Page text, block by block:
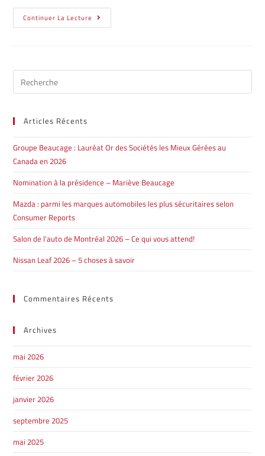
Continuer La Lecture
Articles Récents
Groupe Beaucage : Lauréat Or des Sociétés les Mieux Gérées au
Canada en 2026
Nomination à la présidence – Mariève Beaucage
Mazda : parmi les marques automobiles les plus sécuritaires selon
Consumer Reports
Salon de l’auto de Montréal 2026 – Ce qui vous attend!
Nissan Leaf 2026 – 5 choses à savoir
Commentaires Récents
Archives
mai 2026
février 2026
janvier 2026
septembre 2025
mai 2025